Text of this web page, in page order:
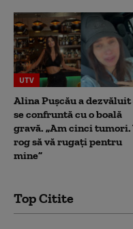
UTV
Alina Pușcău a dezvăluit
se confruntă cu o boală
gravă. „Am cinci tumori.
rog să vă rugați pentru
mine”
Top Citite